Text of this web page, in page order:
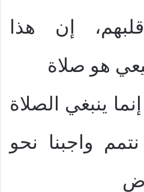
إن هذا
هو صلاة
ينبغي الصلاة
واجبنا نحو